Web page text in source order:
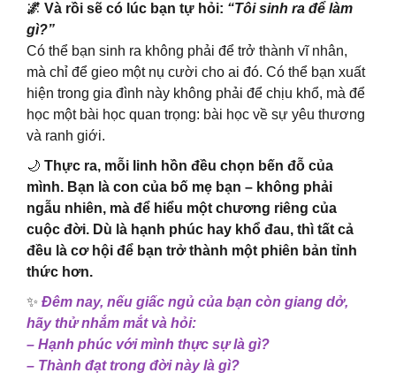
🌌 Và rồi sẽ có lúc bạn tự hỏi: “Tôi sinh ra để làm
gì?”
Có thể bạn sinh ra không phải để trở thành vĩ nhân,
mà chỉ để gieo một nụ cười cho ai đó. Có thể bạn xuất
hiện trong gia đình này không phải để chịu khổ, mà để
học một bài học quan trọng: bài học về sự yêu thương
và ranh giới.
🌙 Thực ra, mỗi linh hồn đều chọn bến đỗ của
mình. Bạn là con của bố mẹ bạn – không phải
ngẫu nhiên, mà để hiểu một chương riêng của
cuộc đời. Dù là hạnh phúc hay khổ đau, thì tất cả
đều là cơ hội để bạn trở thành một phiên bản tỉnh
thức hơn.
✨ Đêm nay, nếu giấc ngủ của bạn còn giang dở,
hãy thử nhắm mắt và hỏi:
– Hạnh phúc với mình thực sự là gì?
– Thành đạt trong đời này là gì?